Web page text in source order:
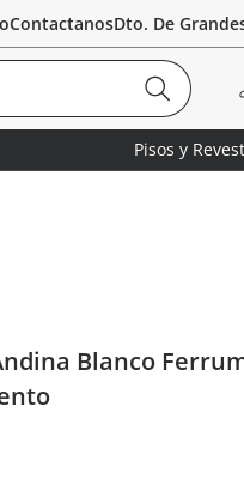
ContactanosDto. De
Pisos y
Blanco